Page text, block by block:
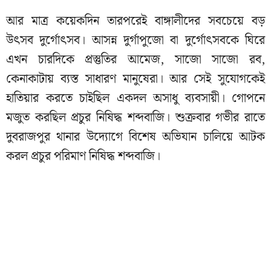
আর মাত্র কয়েকদিন তারপরেই বাঙ্গালীদের সবচেয়ে বড়
উৎসব দুর্গোৎসব। আসন্ন দুর্গাপুজো বা দুর্গোৎসবকে ঘিরে
এখন চারদিকে প্রস্তুতির আমেজ, সাজো সাজো রব,
কেনাকাটায় ব্যস্ত সাধারণ মানুষেরা। আর সেই সুযোগকেই
হাতিয়ার করতে চাইছিল একদল অসাধু ব্যবসায়ী। গোপনে
মজুত করছিল প্রচুর নিষিদ্ধ শব্দবাজি। শুক্রবার গভীর রাতে
দুবরাজপুর থানার উদ্যোগে বিশেষ অভিযান চালিয়ে আটক
করল প্রচুর পরিমাণ নিষিদ্ধ শব্দবাজি।